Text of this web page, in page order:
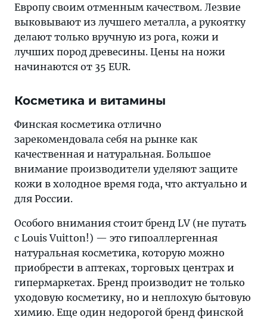
Европу своим отменным качеством. Лезвие
выковывают из лучшего металла, а рукоятку
делают только вручную из рога, кожи и
лучших пород древесины. Цены на ножи
начинаются от 35 EUR.
Косметика и витамины
Финская косметика отлично
зарекомендовала себя на рынке как
качественная и натуральная. Большое
внимание производители уделяют защите
кожи в холодное время года, что актуально и
для России.
Особого внимания стоит бренд LV (не путать
с Louis Vuitton!) — это гипоаллергенная
натуральная косметика, которую можно
приобрести в аптеках, торговых центрах и
гипермаркетах. Бренд производит не только
уходовую косметику, но и неплохую бытовую
химию. Еще один недорогой бренд финской